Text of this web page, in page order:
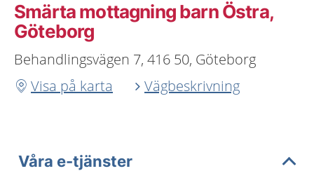
Smärta mottagning barn Östra,
Göteborg
Behandlingsvägen 7, 416 50, Göteborg
Visa på karta
Vägbeskrivning
Våra e-tjänster